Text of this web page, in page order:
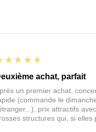
achat, parfait
un premier achat,
(commande le
prix attractifs
structures qui, si